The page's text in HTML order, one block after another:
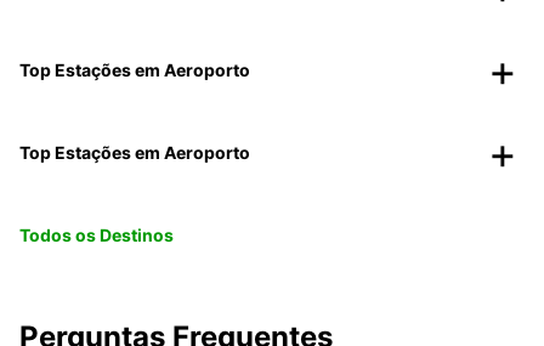
Top Estações em Aeroporto
Top Estações em Aeroporto
Todos os Destinos
Perguntas Frequentes